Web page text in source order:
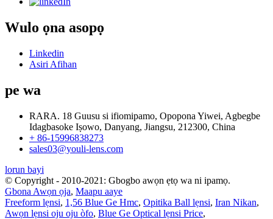
Wulo ọna asopọ
Linkedin
Asiri Afihan
pe wa
RARA. 18 Guusu si ifiomipamo, Opopona Yiwei, Agbegbe
Idagbasoke Iṣowo, Danyang, Jiangsu, 212300, China
+ 86-15996838273
sales03@youli-lens.com
lorun bayi
© Copyright - 2010-2021: Gbogbo awọn ẹtọ wa ni ipamọ.
Gbona Awọn ọja, Maapu aaye
Freeform lẹnsi, 1,56 Blue Ge Hmc, Opitika Ball lẹnsi, Iran Nikan,
Awọn lẹnsi oju oju òfo, Blue Ge Optical lẹnsi Price,